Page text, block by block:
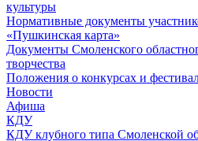
культуры
Нормативные документы
«Пушкинская карта»
Документы Смоленского
творчества
Положения о конкурсах и
Новости
Афиша
КДУ
КДУ клубного типа Смоленской